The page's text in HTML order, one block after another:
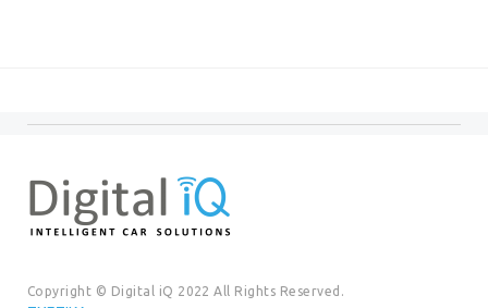
Copyright © Digital iQ 2022 All Rights Reserved.